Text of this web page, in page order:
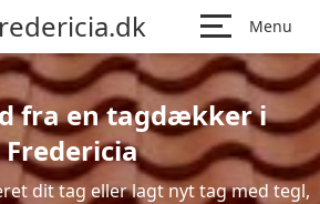
Menu
fra en tagdækker i
Fredericia
dit tag eller lagt nyt tag med tegl,